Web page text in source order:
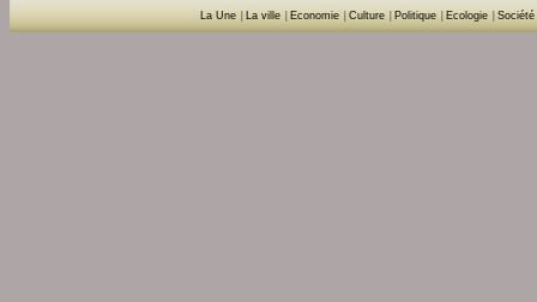
La Une La ville Economie Culture Politique Ecologie Société